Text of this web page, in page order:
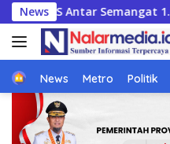
Langsung
ke
konten
News
Sulsel ke Jamnas XI
Home
News Metro Politik